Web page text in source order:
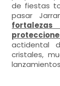
de fiestas
pasar
actidental
cristales,